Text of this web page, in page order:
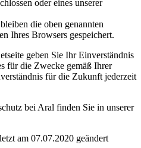
oder eines unserer
die oben genannten
Ihres Browsers gespeichert.
geben Sie Ihr Einverständnis
für die Zwecke gemäß Ihrer
für die Zukunft jederzeit
bei Aral finden Sie in unserer
am 07.07.2020 geändert